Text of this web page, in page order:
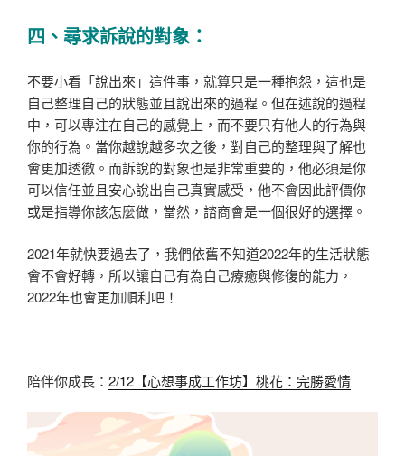
四、尋求訴說的對象：
不要小看「說出來」這件事，就算只是一種抱怨，這也是
自己整理自己的狀態並且說出來的過程。但在述說的過程
中，可以專注在自己的感覺上，而不要只有他人的行為與
你的行為。當你越說越多次之後，對自己的整理與了解也
會更加透徹。而訴說的對象也是非常重要的，他必須是你
可以信任並且安心說出自己真實感受，他不會因此評價你
或是指導你該怎麼做，當然，諮商會是一個很好的選擇。
2021年就快要過去了，我們依舊不知道2022年的生活狀態
會不會好轉，所以讓自己有為自己療癒與修復的能力，
2022年也會更加順利吧！
陪伴你成長： 2/12【心想事成工作坊】桃花：完勝愛情